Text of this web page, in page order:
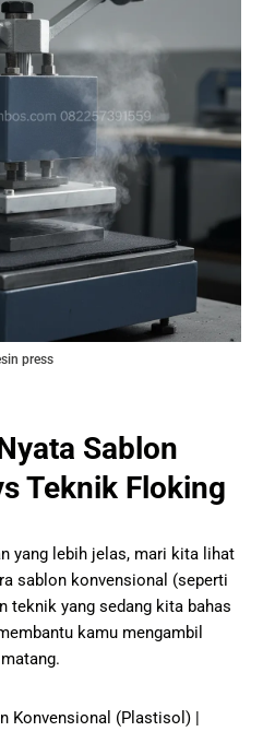
press
Sablon
Teknik Floking
yang lebih jelas, mari kita lihat
sablon konvensional (seperti
teknik yang sedang kita bahas
kamu mengambil
Konvensional (Plastisol) |